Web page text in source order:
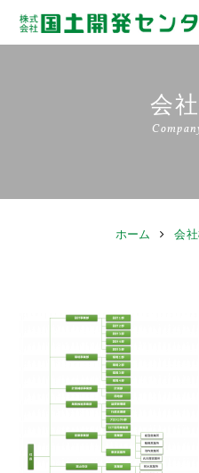
会
ホーム 会